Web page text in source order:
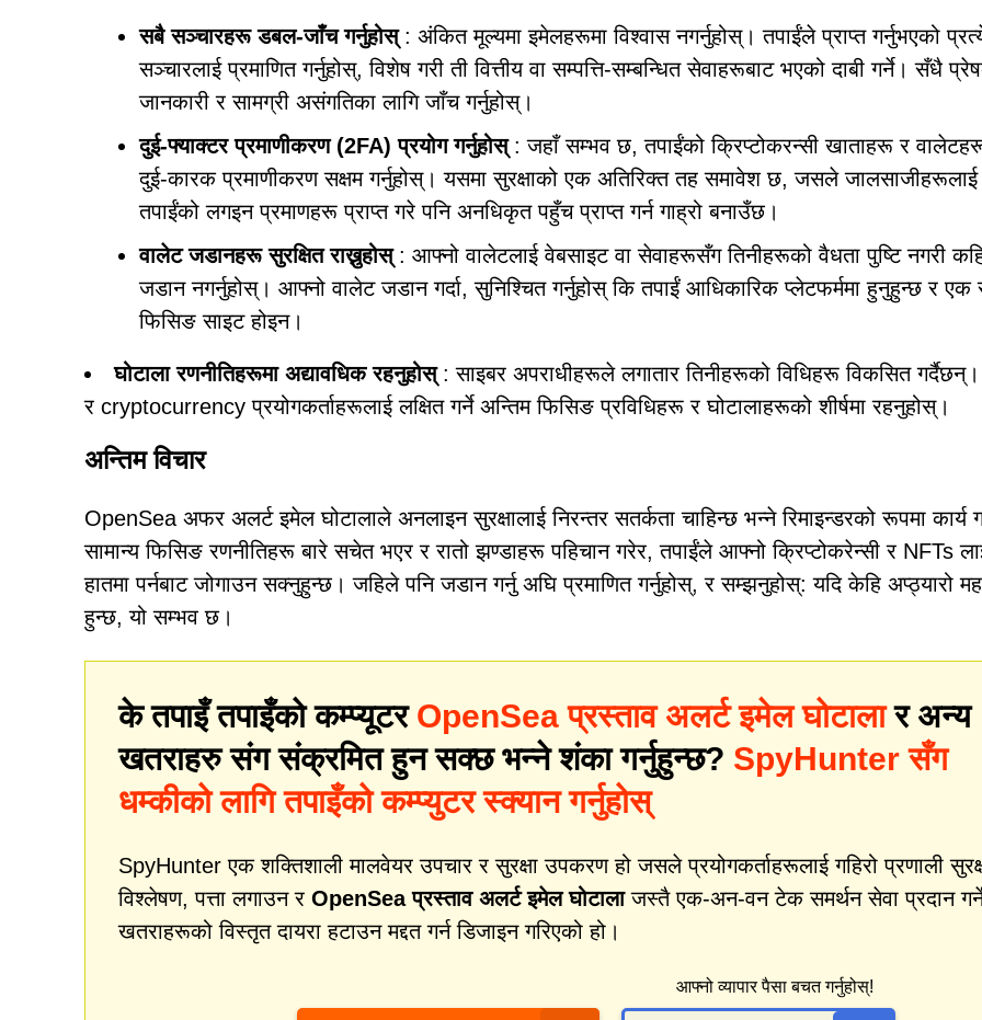
सबै सञ्चारहरू डबल-जाँच गर्नुहोस्: अंकित मूल्यमा इमेलहरूमा विश्वास नगर्नुहोस्। तपाईंले प्राप्त गर्नुभएको
सञ्चारलाई प्रमाणित गर्नुहोस्, विशेष गरी ती वित्तीय वा सम्पत्ति-सम्बन्धित सेवाहरूबाट भएको दाबी गर्ने। सँधै
जानकारी र सामग्री असंगतिका लागि जाँच गर्नुहोस्।
दुई-फ्याक्टर प्रमाणीकरण (2FA) प्रयोग गर्नुहोस्: जहाँ सम्भव छ, तपाईंको क्रिप्टोकरन्सी खाताहरू र
दुई-कारक प्रमाणीकरण सक्षम गर्नुहोस्। यसमा सुरक्षाको एक अतिरिक्त तह समावेश छ, जसले जालसाजीहरूलाई
तपाईंको लगइन प्रमाणहरू प्राप्त गरे पनि अनधिकृत पहुँच प्राप्त गर्न गाह्रो बनाउँछ।
वालेट जडानहरू सुरक्षित राख्नुहोस्: आफ्नो वालेटलाई वेबसाइट वा सेवाहरूसँग तिनीहरूको वैधता पुष्टि नगरी
जडान नगर्नुहोस्। आफ्नो वालेट जडान गर्दा, सुनिश्चित गर्नुहोस् कि तपाईं आधिकारिक प्लेटफर्ममा हुनुहुन्छ र एक
फिसिङ साइट होइन।
घोटाला रणनीतिहरूमा अद्यावधिक रहनुहोस्: साइबर अपराधीहरूले लगातार तिनीहरूको विधिहरू विकसित
र cryptocurrency प्रयोगकर्ताहरूलाई लक्षित गर्ने अन्तिम फिसिङ प्रविधिहरू र घोटालाहरूको शीर्षमा रहनुहोस्।
अन्तिम विचार
OpenSea अफर अलर्ट इमेल घोटालाले अनलाइन सुरक्षालाई निरन्तर सतर्कता चाहिन्छ भन्ने रिमाइन्डरको रूपमा कार्य
सामान्य फिसिङ रणनीतिहरू बारे सचेत भएर र रातो झण्डाहरू पहिचान गरेर, तपाईंले आफ्नो क्रिप्टोकरेन्सी र NFTs
हातमा पर्नबाट जोगाउन सक्नुहुन्छ। जहिले पनि जडान गर्नु अघि प्रमाणित गर्नुहोस्, र सम्झनुहोस्: यदि केहि अप्ठ्यारो
हुन्छ, यो सम्भव छ।
के तपाइँ तपाइँको कम्प्यूटर OpenSea प्रस्ताव अलर्ट इमेल घोटालार अन्य
खतराहरु संग संक्रमित हुन सक्छ भन्ने शंका गर्नुहुन्छ? SpyHunter सँग
धम्कीको लागि तपाइँको कम्प्युटर स्क्यान गर्नुहोस्
SpyHunter एक शक्तिशाली मालवेयर उपचार र सुरक्षा उपकरण हो जसले प्रयोगकर्ताहरूलाई गहिरो प्रणाली
विश्लेषण, पत्ता लगाउन र OpenSea प्रस्ताव अलर्ट इमेल घोटालाजस्तै एक-अन-वन टेक समर्थन सेवा प्रदान
खतराहरूको विस्तृत दायरा हटाउन मद्दत गर्न डिजाइन गरिएको हो।
आफ्नो व्यापार पैसा बचत गर्नुहोस्!